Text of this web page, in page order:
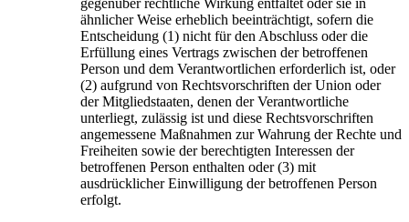
gegenüber rechtliche Wirkung entfaltet oder sie in
ähnlicher Weise erheblich beeinträchtigt, sofern die
Entscheidung (1) nicht für den Abschluss oder die
Erfüllung eines Vertrags zwischen der betroffenen
Person und dem Verantwortlichen erforderlich ist, oder
(2) aufgrund von Rechtsvorschriften der Union oder
der Mitgliedstaaten, denen der Verantwortliche
unterliegt, zulässig ist und diese Rechtsvorschriften
angemessene Maßnahmen zur Wahrung der Rechte und
Freiheiten sowie der berechtigten Interessen der
betroffenen Person enthalten oder (3) mit
ausdrücklicher Einwilligung der betroffenen Person
erfolgt.